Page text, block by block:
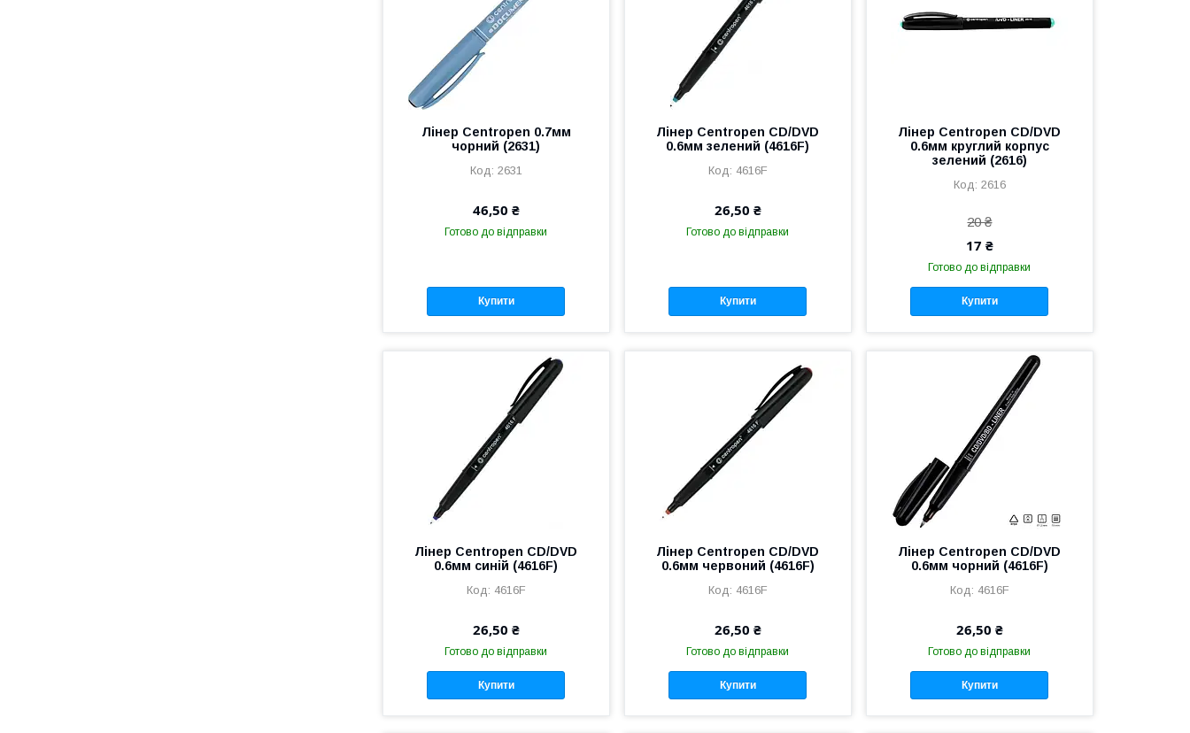
Лінер Centropen 0.7мм
чорний (2631)
2631
46,50 ₴
Готово до відправки
Купити
Лінер Centropen CD/DVD
0.6мм зелений (4616F)
4616F
26,50 ₴
Готово до відправки
Купити
Лінер Centropen CD/DVD
0.6мм круглий корпус
зелений (2616)
2616
20 ₴
17 ₴
Готово до відправки
Купити
Лінер Centropen CD/DVD
0.6мм синій (4616F)
4616F
26,50 ₴
Готово до відправки
Купити
Лінер Centropen CD/DVD
0.6мм червоний (4616F)
4616F
26,50 ₴
Готово до відправки
Купити
Лінер Centropen CD/DVD
0.6мм чорний (4616F)
4616F
26,50 ₴
Готово до відправки
Купити